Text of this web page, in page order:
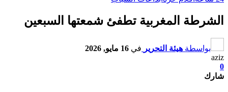
الشرطة المغربية تطفئ شمعتها السبعين
بواسطة هيئة التحرير في 16 مايو, 2026
aziz
0
شارك